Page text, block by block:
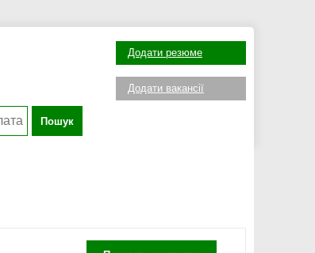
Пошук
Додати резюме
Додати вакансії